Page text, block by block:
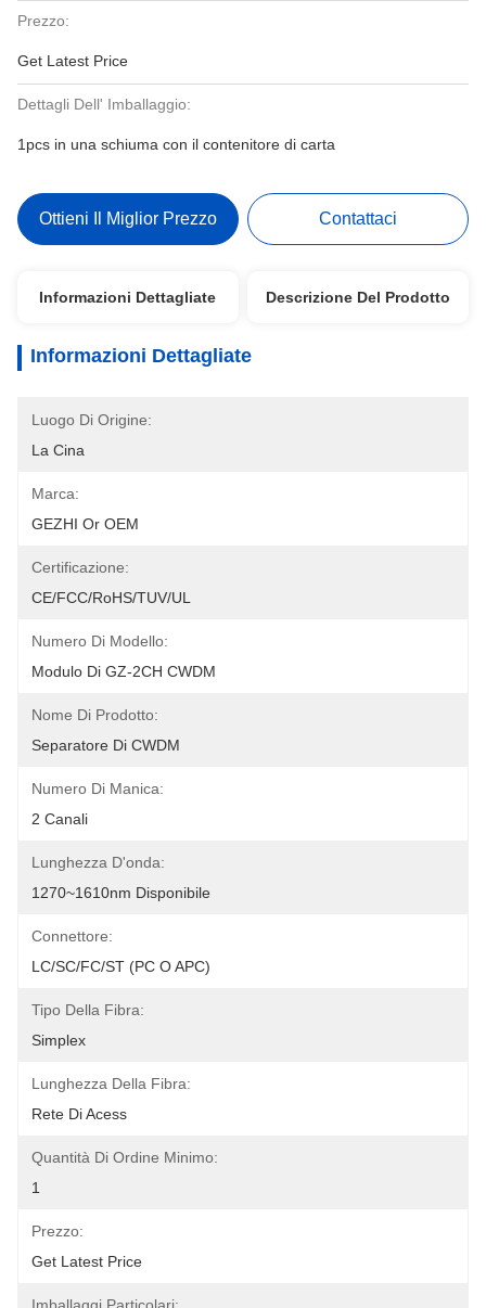
Prezzo:
Get Latest Price
Dettagli Dell' Imballaggio:
1pcs in una schiuma con il contenitore di carta
Ottieni Il Miglior Prezzo Contattaci
Informazioni Dettagliate Descrizione Del Prodotto
Informazioni Dettagliate
Luogo Di Origine:
La Cina
Marca:
GEZHI Or OEM
Certificazione:
CE/FCC/RoHS/TUV/UL
Numero Di Modello:
Modulo Di GZ-2CH CWDM
Nome Di Prodotto:
Separatore Di CWDM
Numero Di Manica:
2 Canali
Lunghezza D'onda:
1270~1610nm Disponibile
Connettore:
LC/SC/FC/ST (PC O APC)
Tipo Della Fibra:
Simplex
Lunghezza Della Fibra:
Rete Di Acess
Quantità Di Ordine Minimo:
1
Prezzo:
Get Latest Price